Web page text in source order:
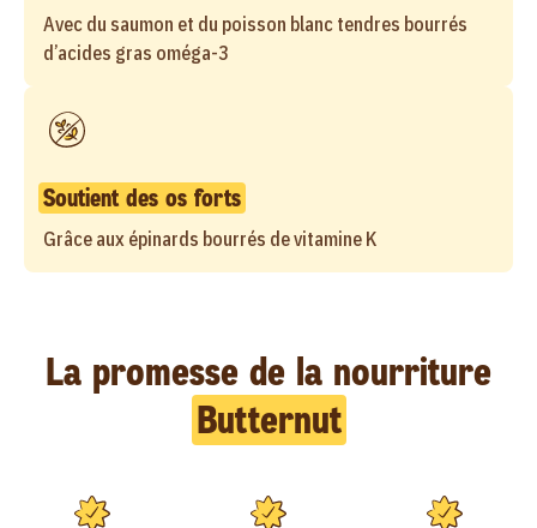
Avec du saumon et du poisson blanc tendres bourrés
d’acides gras oméga-3
Soutient des os forts
Grâce aux épinards bourrés de vitamine K
La promesse de la nourriture
Butternut